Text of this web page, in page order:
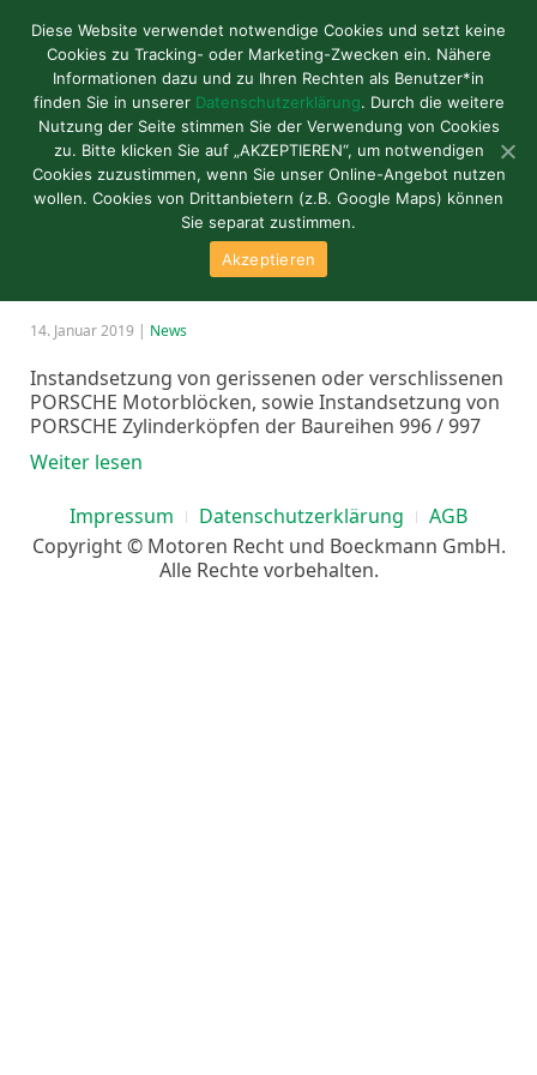
Beiträge mit Tag ‘Baureihe 996’
Instandsetzung von PORSCHE
Motorblöcken und
Zylinderköpfen
14. Januar 2019 | News
Instandsetzung von gerissenen oder verschlissenen
PORSCHE Motorblöcken, sowie Instandsetzung von
PORSCHE Zylinderköpfen der Baureihen 996 / 997
Weiter lesen
Impressum Datenschutzerklärung
AGB
Copyright © Motoren Recht und Boeckmann GmbH.
Alle Rechte vorbehalten.
Diese Website verwendet notwendige Cookies und setzt keine
Cookies zu Tracking- oder Marketing-Zwecken ein. Nähere
Informationen dazu und zu Ihren Rechten als Benutzer*in
finden Sie in unsererDatenschutzerklärung. Durch die weitere
Nutzung der Seite stimmen Sie der Verwendung von Cookies
zu. Bitte klicken Sie auf „AKZEPTIEREN“, um notwendigen
Cookies zuzustimmen, wenn Sie unser Online-Angebot nutzen
wollen. Cookies von Drittanbietern (z.B. Google Maps) können
Sie separat zustimmen.
Akzeptieren